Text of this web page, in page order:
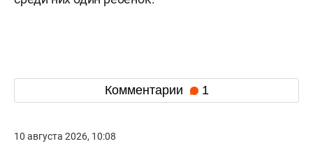
Комментарии 1
10 августа 2026, 10:08